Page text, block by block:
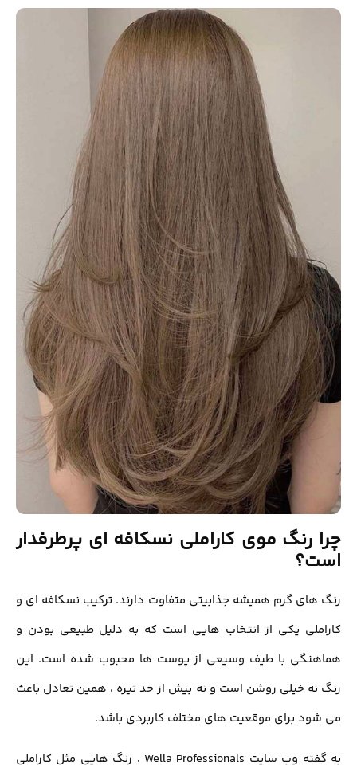
رنگ موی کاراملی نسکافه ای پرطرفدار
گرم همیشه جذابیتی متفاوت دارند. ترکیب نسکافه ای و
یکی از انتخاب هایی است که به دلیل طبیعی بودن و
با طیف وسیعی از پوست ها محبوب شده است. این
خیلی روشن است و نه بیش از حد تیره ، همین تعادل باعث
برای موقعیت های مختلف کاربردی باشد.
به گفته وب سایت Wella Professionals ، رنگ هایی مثل کاراملی